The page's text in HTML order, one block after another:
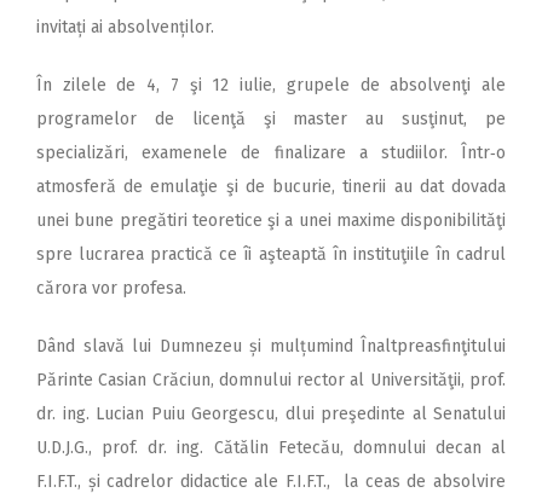
invitați ai absolvenților.
În zilele de 4, 7 şi 12 iulie, grupele de absolvenţi ale
programelor de licenţă şi master au susţinut, pe
specializări, examenele de finalizare a studiilor. Într‑o
atmosferă de emulaţie şi de bucurie, tinerii au dat dovada
unei bune pregătiri teoretice şi a unei maxime disponibilităţi
spre lucrarea practică ce îi aşteaptă în instituţiile în cadrul
cărora vor profesa.
Dând slavă lui Dumnezeu și mul­țumind Înaltpreasfinţitului
Pă­rinte Casian Crăciun, domnului rector al Universităţii, prof.
dr. ing. Lucian Puiu Georgescu, dlui preşedinte al Senatului
U.D.J.G., prof. dr. ing. Cătălin Fetecău, domnului decan al
F.I.F.T., și cadrelor didactice ale F.I.F.T., la ceas de absolvire